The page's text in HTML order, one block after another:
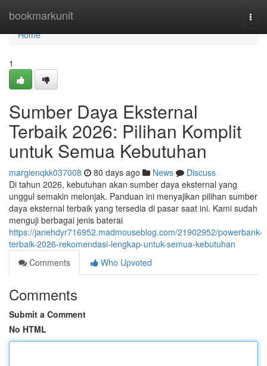
bookmarkunit
Home
Home
1
Sumber Daya Eksternal
Terbaik 2026: Pilihan Komplit
untuk Semua Kebutuhan
margienqkk037008 80 days ago News
Discuss
Di tahun 2026, kebutuhan akan sumber daya eksternal yang
unggul semakin melonjak. Panduan ini menyajikan pilihan sumber
daya eksternal terbaik yang tersedia di pasar saat ini. Kami sudah
menguji berbagai jenis baterai
https://janehdyr716952.madmouseblog.com/21902952/powerbank-
terbaik-2026-rekomendasi-lengkap-untuk-semua-kebutuhan
Comments
Who Upvoted
Comments
Submit a Comment
No HTML